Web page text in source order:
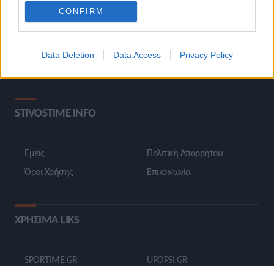
CONFIRM
Data Deletion Data Access Privacy Policy
Ροή Ειδήσεων
STIVOSTIME INFO
Εμείς
Όροι Χρήσης
Πολιτική Απορρήτου
Επικοινωνία
ΧΡΗΣΙΜΑ LIKS
SPORTIME.GR
UPOPSI.GR